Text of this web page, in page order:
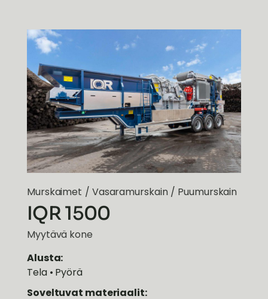
Murskaimet / Vasaramurskain / Puumurskain
IQR 1500
Myytävä kone
Alusta:
Tela • Pyörä
Soveltuvat materiaalit: